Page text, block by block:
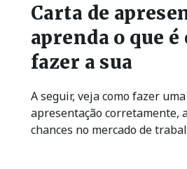
Carta de
aprenda o que é
fazer a sua
A seguir, veja como fazer
apresentação corretamente,
chances no mercado de